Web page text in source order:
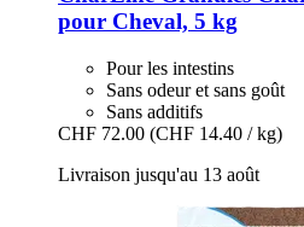
pour Cheval, 5 kg
Pour les intestins
Sans odeur et sans goût
Sans additifs
CHF 72.00 (CHF 14.40 / kg)
Livraison jusqu'au 13 août